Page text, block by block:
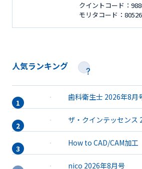
クイントコード：
モリタコード：
人気ランキング
歯科衛生士 2026年8月
ザ・クインテッセンス
How to CAD/CAM加工
nico 2026年8月号